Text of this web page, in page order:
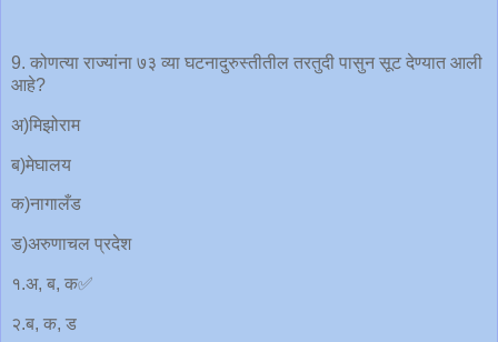
9. कोणत्या राज्यांना ७३ व्या घटनादुरुस्तीतील तरतुदी पासुन सूट देण्यात आली
आहे?
अ)मिझोराम
ब)मेघालय
क)नागालँड
ड)अरुणाचल प्रदेश
१.अ, ब, क✅
२.ब, क, ड